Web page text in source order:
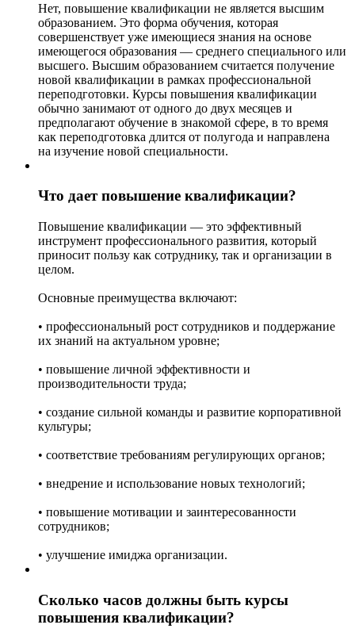
Нет, повышение квалификации не является высшим
образованием. Это форма обучения, которая
совершенствует уже имеющиеся знания на основе
имеющегося образования — среднего специального или
высшего. Высшим образованием считается получение
новой квалификации в рамках профессиональной
переподготовки. Курсы повышения квалификации
обычно занимают от одного до двух месяцев и
предполагают обучение в знакомой сфере, в то время
как переподготовка длится от полугода и направлена
на изучение новой специальности.
Что дает повышение квалификации?
Повышение квалификации — это эффективный
инструмент профессионального развития, который
приносит пользу как сотруднику, так и организации в
целом.
Основные преимущества включают:
• профессиональный рост сотрудников и поддержание
их знаний на актуальном уровне;
• повышение личной эффективности и
производительности труда;
• создание сильной команды и развитие корпоративной
культуры;
• соответствие требованиям регулирующих органов;
• внедрение и использование новых технологий;
• повышение мотивации и заинтересованности
сотрудников;
• улучшение имиджа организации.
Сколько часов должны быть курсы
повышения квалификации?